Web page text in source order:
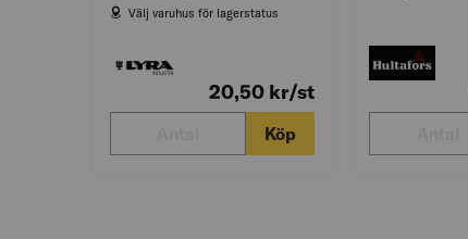
Välj varuhus för lagerstatus
20,50 kr/st
Köp